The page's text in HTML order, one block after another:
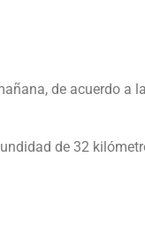
de acuerdo a
de 32